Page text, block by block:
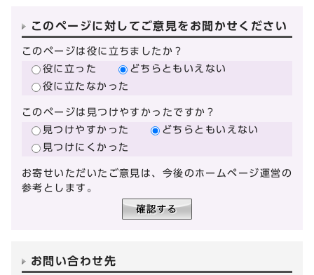
このページに対してご意見をお聞かせください
このページは役に立ちましたか？
役に立った
どちらともいえない
役に立たなかった
このページは見つけやすかったですか？
見つけやすかった
どちらともいえない
見つけにくかった
お寄せいただいたご意見は、今後のホームページ運営の
参考とします。
お問い合わせ先